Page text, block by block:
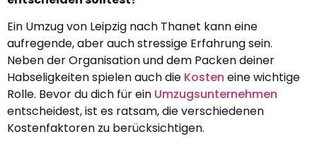
Ein Umzug von Leipzig nach Thanet kann eine
aufregende, aber auch stressige Erfahrung sein.
Neben der Organisation und dem Packen deiner
Habseligkeiten spielen auch die Kosten eine wichtige
Rolle. Bevor du dich für ein Umzugsunternehmen
entscheidest, ist es ratsam, die verschiedenen
Kostenfaktoren zu berücksichtigen.